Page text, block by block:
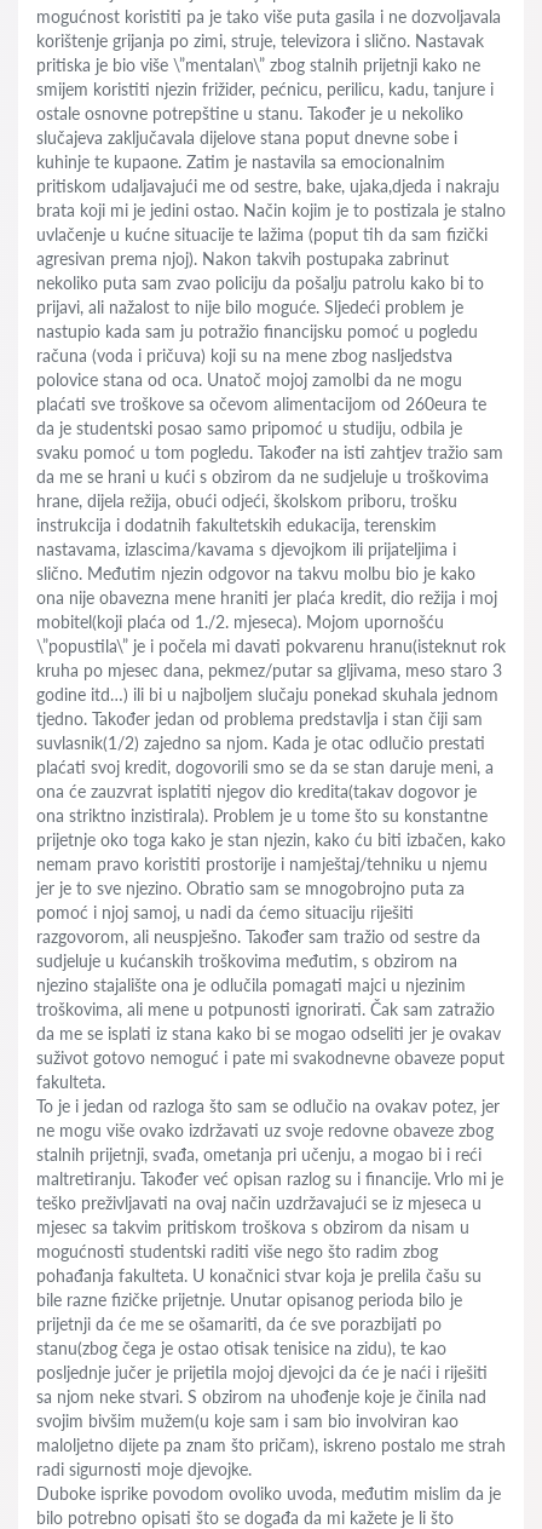
mogućnost koristiti pa je tako više puta gasila i ne dozvoljavala
korištenje grijanja po zimi, struje, televizora i slično. Nastavak
pritiska je bio više \”mentalan\” zbog stalnih prijetnji kako ne
smijem koristiti njezin frižider, pećnicu, perilicu, kadu, tanjure i
ostale osnovne potrepštine u stanu. Također je u nekoliko
slučajeva zaključavala dijelove stana poput dnevne sobe i
kuhinje te kupaone. Zatim je nastavila sa emocionalnim
pritiskom udaljavajući me od sestre, bake, ujaka,djeda i nakraju
brata koji mi je jedini ostao. Način kojim je to postizala je stalno
uvlačenje u kućne situacije te lažima (poput tih da sam fizički
agresivan prema njoj). Nakon takvih postupaka zabrinut
nekoliko puta sam zvao policiju da pošalju patrolu kako bi to
prijavi, ali nažalost to nije bilo moguće. Sljedeći problem je
nastupio kada sam ju potražio financijsku pomoć u pogledu
računa (voda i pričuva) koji su na mene zbog nasljedstva
polovice stana od oca. Unatoč mojoj zamolbi da ne mogu
plaćati sve troškove sa očevom alimentacijom od 260eura te
da je studentski posao samo pripomoć u studiju, odbila je
svaku pomoć u tom pogledu. Također na isti zahtjev tražio sam
da me se hrani u kući s obzirom da ne sudjeluje u troškovima
hrane, dijela režija, obući odjeći, školskom priboru, trošku
instrukcija i dodatnih fakultetskih edukacija, terenskim
nastavama, izlascima/kavama s djevojkom ili prijateljima i
slično. Međutim njezin odgovor na takvu molbu bio je kako
ona nije obavezna mene hraniti jer plaća kredit, dio režija i moj
mobitel(koji plaća od 1./2. mjeseca). Mojom upornošću
\”popustila\” je i počela mi davati pokvarenu hranu(isteknut rok
kruha po mjesec dana, pekmez/putar sa gljivama, meso staro 3
godine itd…) ili bi u najboljem slučaju ponekad skuhala jednom
tjedno. Također jedan od problema predstavlja i stan čiji sam
suvlasnik(1/2) zajedno sa njom. Kada je otac odlučio prestati
plaćati svoj kredit, dogovorili smo se da se stan daruje meni, a
ona će zauzvrat isplatiti njegov dio kredita(takav dogovor je
ona striktno inzistirala). Problem je u tome što su konstantne
prijetnje oko toga kako je stan njezin, kako ću biti izbačen, kako
nemam pravo koristiti prostorije i namještaj/tehniku u njemu
jer je to sve njezino. Obratio sam se mnogobrojno puta za
pomoć i njoj samoj, u nadi da ćemo situaciju riješiti
razgovorom, ali neuspješno. Također sam tražio od sestre da
sudjeluje u kućanskih troškovima međutim, s obzirom na
njezino stajalište ona je odlučila pomagati majci u njezinim
troškovima, ali mene u potpunosti ignorirati. Čak sam zatražio
da me se isplati iz stana kako bi se mogao odseliti jer je ovakav
suživot gotovo nemoguć i pate mi svakodnevne obaveze poput
fakulteta.
To je i jedan od razloga što sam se odlučio na ovakav potez, jer
ne mogu više ovako izdržavati uz svoje redovne obaveze zbog
stalnih prijetnji, svađa, ometanja pri učenju, a mogao bi i reći
maltretiranju. Također već opisan razlog su i financije. Vrlo mi je
teško preživljavati na ovaj način uzdržavajući se iz mjeseca u
mjesec sa takvim pritiskom troškova s obzirom da nisam u
mogućnosti studentski raditi više nego što radim zbog
pohađanja fakulteta. U konačnici stvar koja je prelila čašu su
bile razne fizičke prijetnje. Unutar opisanog perioda bilo je
prijetnji da će me se ošamariti, da će sve porazbijati po
stanu(zbog čega je ostao otisak tenisice na zidu), te kao
posljednje jučer je prijetila mojoj djevojci da će je naći i riješiti
sa njom neke stvari. S obzirom na uhođenje koje je činila nad
svojim bivšim mužem(u koje sam i sam bio involviran kao
maloljetno dijete pa znam što pričam), iskreno postalo me strah
radi sigurnosti moje djevojke.
Duboke isprike povodom ovoliko uvoda, međutim mislim da je
bilo potrebno opisati što se događa da mi kažete je li što